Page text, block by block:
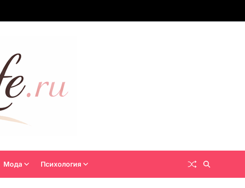
Мода Психология